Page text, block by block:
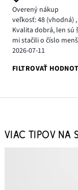
Overený nákup
veľkosť: 48 (vhodná) ,
Kvalita dobrá, len sú
mi stačili o číslo
2026-07-11
FILTROVAŤ
VIAC TIPOV NA